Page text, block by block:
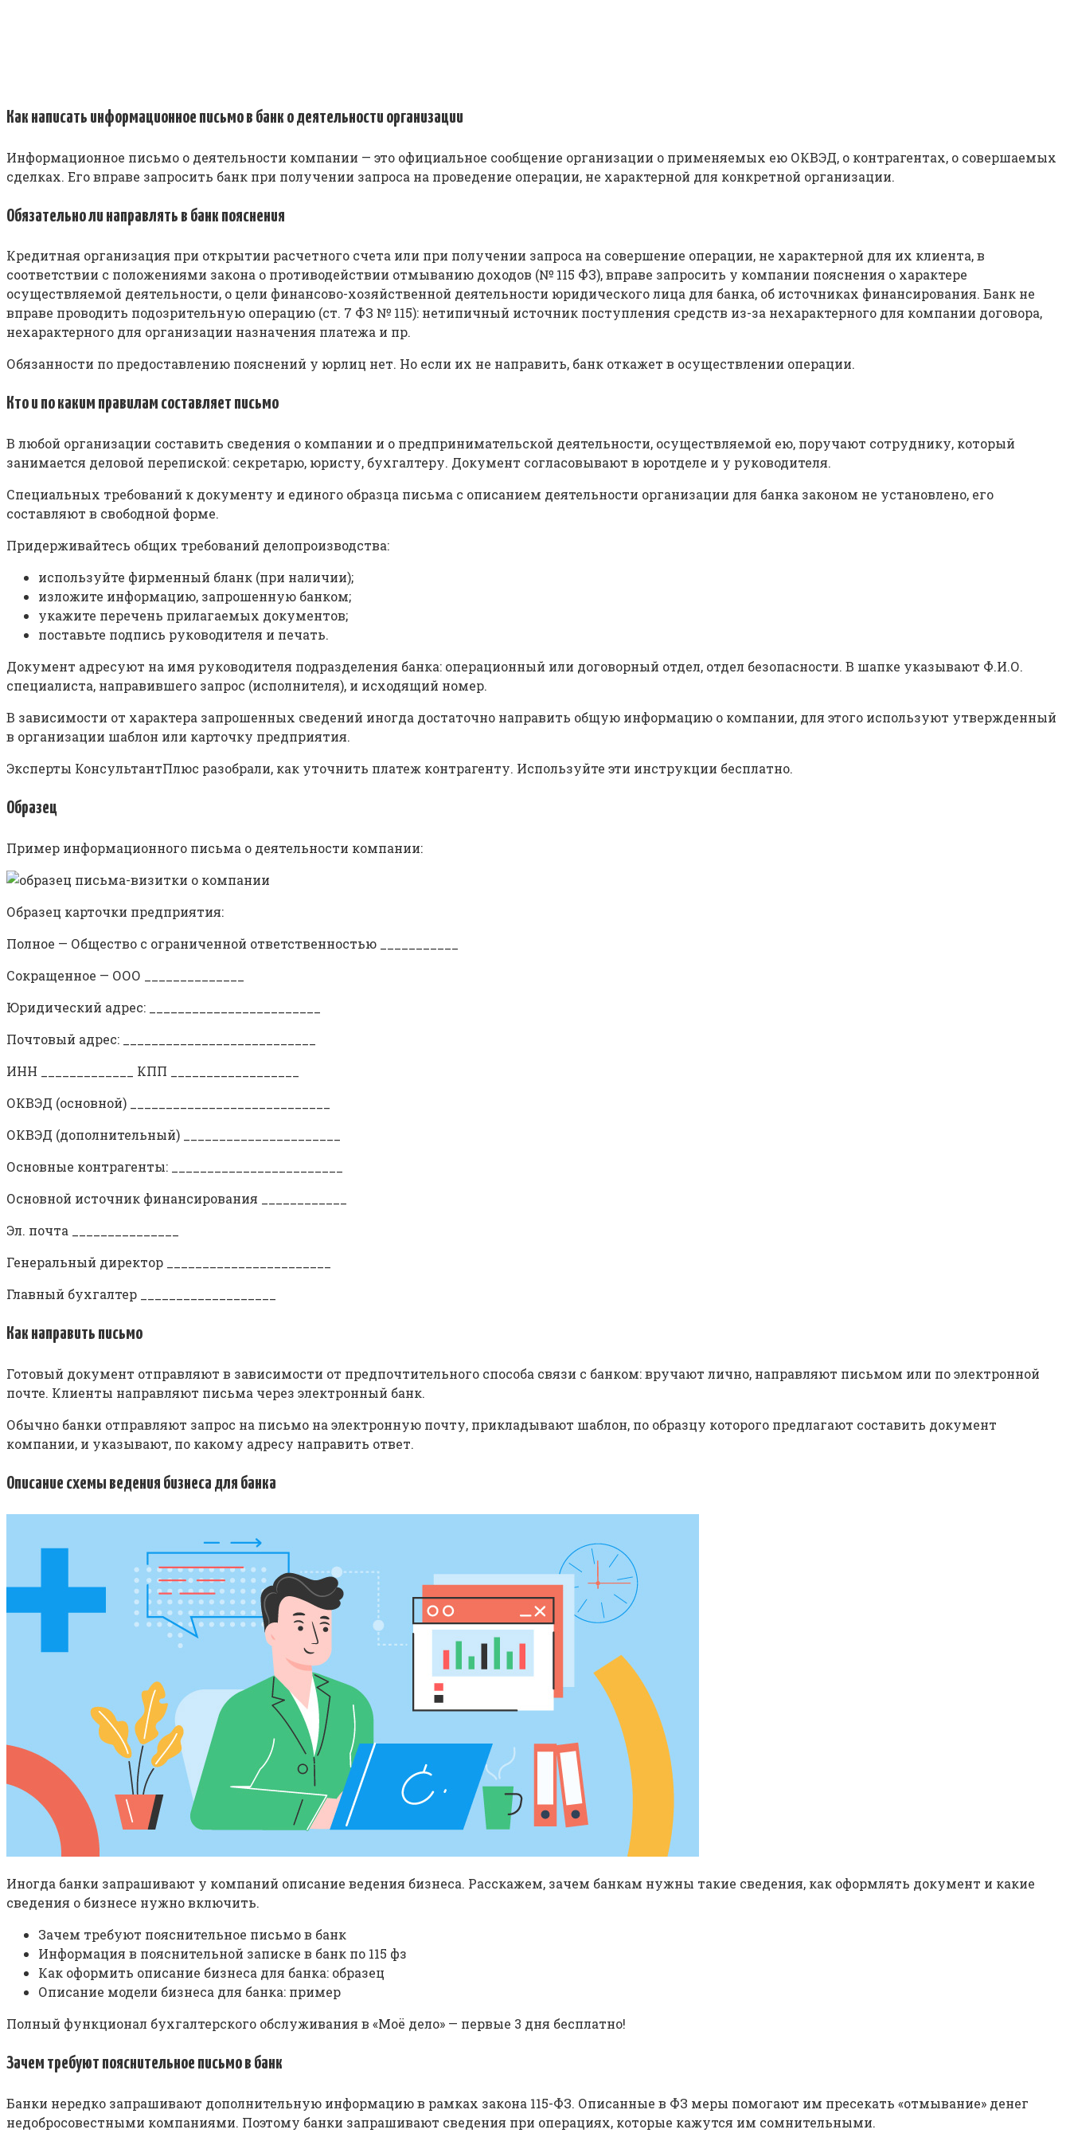
Как написать информационное письмо в банк о деятельности организации
Информационное письмо о деятельности компании — это официальное сообщение организации о применяемых ею ОКВЭД, о контрагентах, о совершаемых
сделках. Его вправе запросить банк при получении запроса на проведение операции, не характерной для конкретной организации.
Обязательно ли направлять в банк пояснения
Кредитная организация при открытии расчетного счета или при получении запроса на совершение операции, не характерной для их клиента, в
соответствии с положениями закона о противодействии отмыванию доходов (№ 115 ФЗ), вправе запросить у компании пояснения о характере
осуществляемой деятельности, о цели финансово-хозяйственной деятельности юридического лица для банка, об источниках финансирования. Банк не
вправе проводить подозрительную операцию (ст. 7 ФЗ № 115): нетипичный источник поступления средств из-за нехарактерного для компании договора,
нехарактерного для организации назначения платежа и пр.
Обязанности по предоставлению пояснений у юрлиц нет. Но если их не направить, банк откажет в осуществлении операции.
Кто и по каким правилам составляет письмо
В любой организации составить сведения о компании и о предпринимательской деятельности, осуществляемой ею, поручают сотруднику, который
занимается деловой перепиской: секретарю, юристу, бухгалтеру. Документ согласовывают в юротделе и у руководителя.
Специальных требований к документу и единого образца письма с описанием деятельности организации для банка законом не установлено, его
составляют в свободной форме.
Придерживайтесь общих требований делопроизводства:
используйте фирменный бланк (при наличии);
изложите информацию, запрошенную банком;
укажите перечень прилагаемых документов;
поставьте подпись руководителя и печать.
Документ адресуют на имя руководителя подразделения банка: операционный или договорный отдел, отдел безопасности. В шапке указывают Ф.И.О.
специалиста, направившего запрос (исполнителя), и исходящий номер.
В зависимости от характера запрошенных сведений иногда достаточно направить общую информацию о компании, для этого используют утвержденный
в организации шаблон или карточку предприятия.
Эксперты КонсультантПлюс разобрали, как уточнить платеж контрагенту. Используйте эти инструкции бесплатно.
Образец
Пример информационного письма о деятельности компании:
Образец карточки предприятия:
Полное — Общество с ограниченной ответственностью ___________
Сокращенное — ООО ______________
Юридический адрес: ________________________
Почтовый адрес: ___________________________
ИНН _____________ КПП __________________
ОКВЭД (основной) ____________________________
ОКВЭД (дополнительный) ______________________
Основные контрагенты: ________________________
Основной источник финансирования ____________
Эл. почта _______________
Генеральный директор _______________________
Главный бухгалтер ___________________
Как направить письмо
Готовый документ отправляют в зависимости от предпочтительного способа связи с банком: вручают лично, направляют письмом или по электронной
почте. Клиенты направляют письма через электронный банк.
Обычно банки отправляют запрос на письмо на электронную почту, прикладывают шаблон, по образцу которого предлагают составить документ
компании, и указывают, по какому адресу направить ответ.
Описание схемы ведения бизнеса для банка
Иногда банки запрашивают у компаний описание ведения бизнеса. Расскажем, зачем банкам нужны такие сведения, как оформлять документ и какие
сведения о бизнесе нужно включить.
Зачем требуют пояснительное письмо в банк
Информация в пояснительной записке в банк по 115 фз
Как оформить описание бизнеса для банка: образец
Описание модели бизнеса для банка: пример
Полный функционал бухгалтерского обслуживания в «Моё дело» — первые 3 дня бесплатно!
Зачем требуют пояснительное письмо в банк
Банки нередко запрашивают дополнительную информацию в рамках закона 115-ФЗ. Описанные в ФЗ меры помогают им пресекать «отмывание» денег
недобросовестными компаниями. Поэтому банки запрашивают сведения при операциях, которые кажутся им сомнительными.